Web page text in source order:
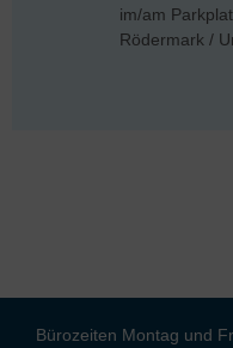
im/am
Rödermark /
Bürozeiten Montag und